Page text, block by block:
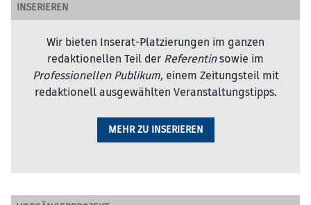
INSERIEREN
Wir bieten Inserat-Platzierungen im ganzen
redaktionellen Teil der Referentinsowie im
Professionellen Publikum, einem Zeitungsteil mit
redaktionell ausgewählten Veranstaltungstipps.
MEHR ZU INSERIEREN